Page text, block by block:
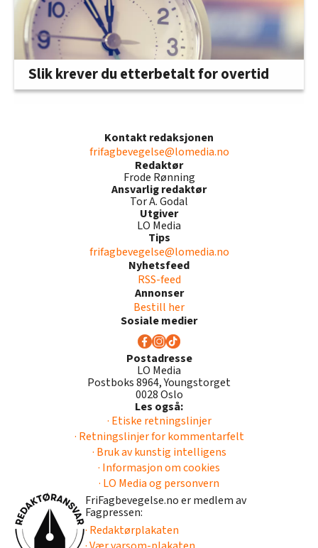
Slik krever du etterbetalt for overtid
Kontakt redaksjonen
frifagbevegelse@lomedia.no
Redaktør
Frode Rønning
Ansvarlig redaktør
Tor A. Godal
Utgiver
LO Media
Tips
frifagbevegelse@lomedia.no
Nyhetsfeed
RSS-feed
Annonser
Bestill her
Sosiale medier
Postadresse
LO Media
Postboks 8964, Youngstorget
0028 Oslo
Les også:
· Etiske retningslinjer
· Retningslinjer for kommentarfelt
· Bruk av kunstig intelligens
· Informasjon om cookies
· LO Media og personvern
FriFagbevegelse.no er medlem av
Fagpressen:
· Redaktørplakaten